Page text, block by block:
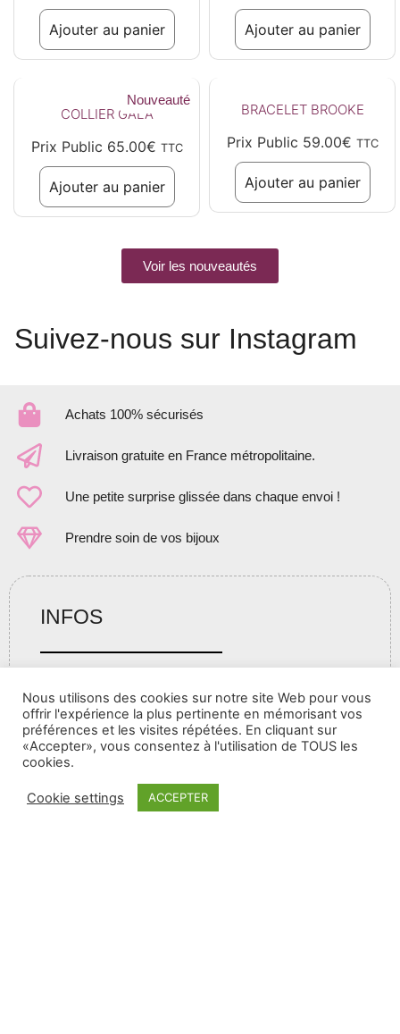
Ajouter au panier Ajouter au panier
Nouveauté
COLLIER GALA
Prix Public 65.00€ TTC
Ajouter au panier
BRACELET BROOKE
Prix Public 59.00€ TTC
Ajouter au panier
Voir les nouveautés
Suivez-nous sur Instagram
Achats 100% sécurisés
Livraison gratuite en France métropolitaine.
Une petite surprise glissée dans chaque envoi !
Prendre soin de vos bijoux
INFOS
Qui sommes-nous?
CGV – Mentions Légales – Politique de Confidentialité
Guide des tailles
Conseils d'entretien
Nous utilisons des cookies sur notre site Web pour vous
offrir l'expérience la plus pertinente en mémorisant vos
préférences et les visites répétées. En cliquant sur
«Accepter», vous consentez à l'utilisation de TOUS les
cookies.
Cookie settings ACCEPTER